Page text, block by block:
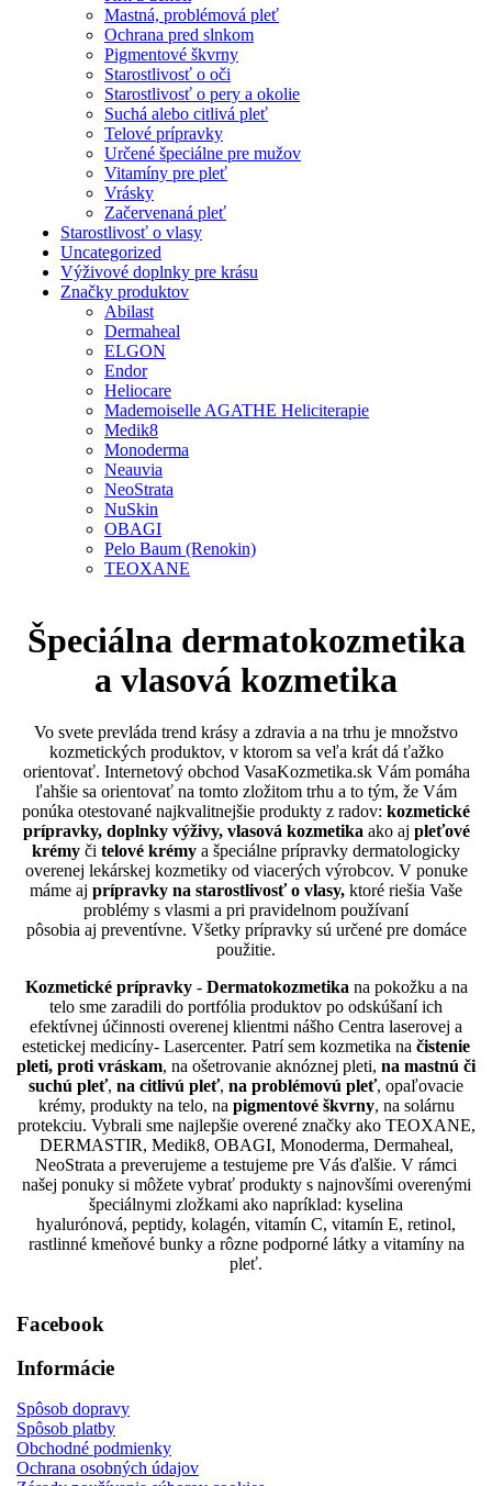
Mastná, problémová pleť
Ochrana pred slnkom
Pigmentové škvrny
Starostlivosť o oči
Starostlivosť o pery a okolie
Suchá alebo citlivá pleť
Telové prípravky
Určené špeciálne pre mužov
Vitamíny pre pleť
Vrásky
Začervenaná pleť
Starostlivosť o vlasy
Uncategorized
Výživové doplnky pre krásu
Značky produktov
Abilast
Dermaheal
ELGON
Endor
Heliocare
Mademoiselle AGATHE Heliciterapie
Medik8
Monoderma
Neauvia
NeoStrata
NuSkin
OBAGI
Pelo Baum (Renokin)
TEOXANE
Špeciálna dermatokozmetika
a vlasová kozmetika
Vo svete prevláda trend krásy a zdravia a na trhu je množstvo
kozmetických produktov, v ktorom sa veľa krát dá ťažko
orientovať. Internetový obchod VasaKozmetika.skVám pomáha
ľahšie sa orientovať na tomto zložitom trhu a to tým, že Vám
ponúka otestované najkvalitnejšie produkty z radov: kozmetické
prípravky, doplnky výživy, vlasová kozmetika ako aj pleťové
krémy či telové krémy a špeciálne prípravky dermatologicky
overenej lekárskej kozmetiky od viacerých výrobcov. V ponuke
máme aj prípravky na starostlivosť o vlasy, ktoré riešia Vaše
problémy s vlasmi a pri pravidelnom používaní
pôsobia aj preventívne. Všetky prípravky sú určené pre domáce
použitie.
Kozmetické prípravky- Dermatokozmetika na pokožku a na
telo sme zaradili do portfólia produktov po odskúšaní ich
efektívnej účinnosti overenej klientmi nášho Centra laserovej a
estetickej medicíny- Lasercenter. Patrí sem kozmetika na čistenie
pleti, proti vráskam, na ošetrovanie aknóznej pleti, na mastnú či
suchú pleť, na citlivú pleť, na problémovú pleť, opaľovacie
krémy, produkty na telo, na pigmentové škvrny, na solárnu
protekciu. Vybrali sme najlepšie overené značky ako TEOXANE,
DERMASTIR, Medik8, OBAGI, Monoderma, Dermaheal,
NeoStrata a preverujeme a testujeme pre Vás ďalšie. V rámci
našej ponuky si môžete vybrať produkty s najnovšími overenými
špeciálnymi zložkami ako napríklad: kyselina
hyalurónová, peptidy, kolagén, vitamín C, vitamín E, retinol,
rastlinné kmeňové bunky a rôzne podporné látky a vitamíny na
pleť.
Facebook
Informácie
Spôsob dopravy
Spôsob platby
Obchodné podmienky
Ochrana osobných údajov